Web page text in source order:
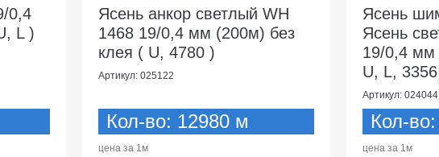
0,4
L )
Ясень анкор светлый WH
1468 19/0,4 мм (200м) без
клея ( U, 4780 )
Артикул: 025122
Кол-во: 12980 м
цена за 1м
Ясень
Ясень
19/0,4 мм
U, L,
Артикул: 024044
Кол-
цена за 1м